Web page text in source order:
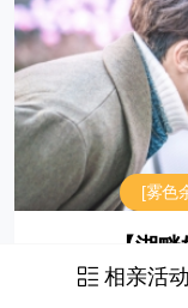
【湖
活动日期：
相亲活动
[雾色